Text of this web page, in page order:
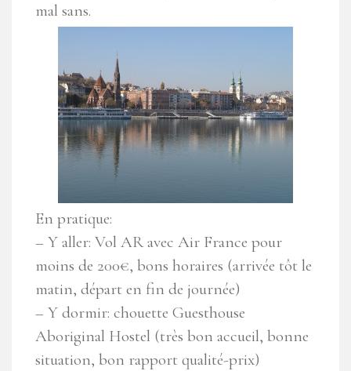
mal sans.
En pratique:
– Y aller: Vol AR avec Air France pour
moins de 200€, bons horaires (arrivée tôt le
matin, départ en fin de journée)
– Y dormir: chouette Guesthouse
Aboriginal Hostel (très bon accueil, bonne
situation, bon rapport qualité-prix)